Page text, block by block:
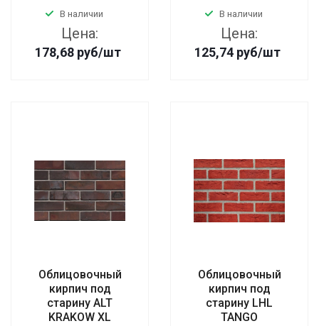
В наличии
Цена:
178,68 руб/шт
В наличии
Цена:
125,74 руб/шт
Oблицовочный
кирпич под
старину ALT
KRAKOW XL
Oблицовочный
кирпич под
старину LHL
TANGO